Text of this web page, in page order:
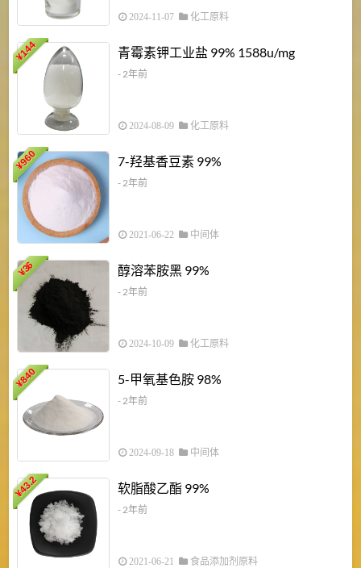
2024-11-07 化工原料
¥
144 青霉素钾工业盐 99% 1588u/mg
- 2年前
2024-08-09 化工原料
¥
960 7-羟基香豆素 99%
- 2年前
2021-06-22 中间体
¥
36 醇溶苯胺黑 99%
- 2年前
2024-10-09 化工原料
¥
840 5-甲氧基色胺 98%
- 2年前
2024-09-18 中间体
¥
43.2 软脂酸乙酯 99%
- 2年前
2021-06-21 食品添加剂原料